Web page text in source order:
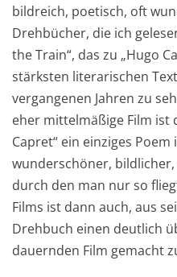
bildreich, poetisch, oft
Drehbücher, die ich
the Train“, das zu „Hugo
stärksten literarischen
vergangenen Jahren zu
eher mittelmäßige Film ist
Capret“ ein einziges Poem
wunderschöner,
durch den man nur so
Films ist dann auch, aus
Drehbuch einen deutlich
dauernden Film gemacht